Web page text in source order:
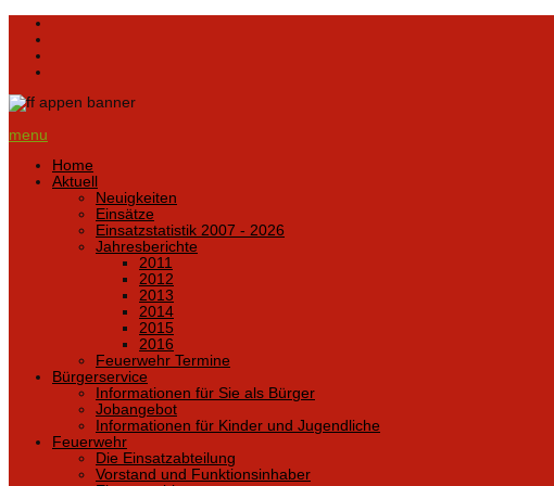
menu
Home
Aktuell
Neuigkeiten
Einsätze
Einsatzstatistik 2007 - 2026
Jahresberichte
2011
2012
2013
2014
2015
2016
Feuerwehr Termine
Bürgerservice
Informationen für Sie als Bürger
Jobangebot
Informationen für Kinder und Jugendliche
Feuerwehr
Die Einsatzabteilung
Vorstand und Funktionsinhaber